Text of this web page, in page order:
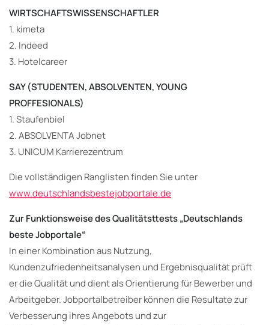
WIRTSCHAFTSWISSENSCHAFTLER
1. kimeta
2. Indeed
3. Hotelcareer
SAY (STUDENTEN, ABSOLVENTEN, YOUNG
PROFFESIONALS)
1. Staufenbiel
2. ABSOLVENTA Jobnet
3. UNICUM Karrierezentrum
Die vollständigen Ranglisten finden Sie unter
www.deutschlandsbestejobportale.de
Zur Funktionsweise des Qualitätsttests „Deutschlands
beste Jobportale“
In einer Kombination aus Nutzung,
Kundenzufriedenheitsanalysen und Ergebnisqualität prüft
er die Qualität und dient als Orientierung für Bewerber und
Arbeitgeber. Jobportalbetreiber können die Resultate zur
Verbesserung ihres Angebots und zur